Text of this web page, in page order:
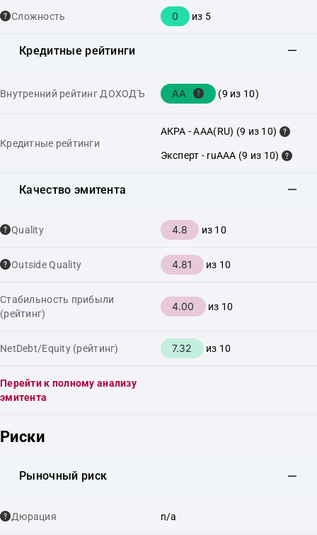
Сложность 0 из 5
Кредитные рейтинги
Внутренний рейтинг ДОХОДЪ AA (9 из 10)
Кредитные рейтинги
АКРА - AAA(RU) (9 из 10)
Эксперт - ruAAA (9 из 10)
Качество эмитента
Quality 4.8 из 10
Outside Quality 4.81 из 10
Стабильность прибыли
(рейтинг)
4.00 из 10
NetDebt/Equity (рейтинг) 7.32 из 10
Перейти к полному анализу
эмитента
Риски
Рыночный риск
Дюрация n/a